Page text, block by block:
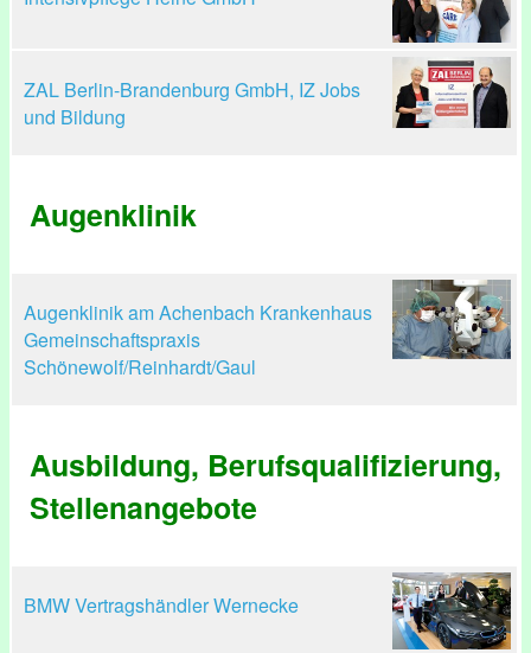
ZAL Berlin-Brandenburg GmbH, IZ Jobs
und Bildung
Augenklinik
Augenklinik am Achenbach Krankenhaus
Gemeinschaftspraxis
Schönewolf/Reinhardt/Gaul
Ausbildung, Berufsqualifizierung,
Stellenangebote
BMW Vertragshändler Wernecke